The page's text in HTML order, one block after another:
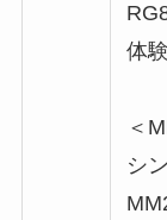
体
＜
シ